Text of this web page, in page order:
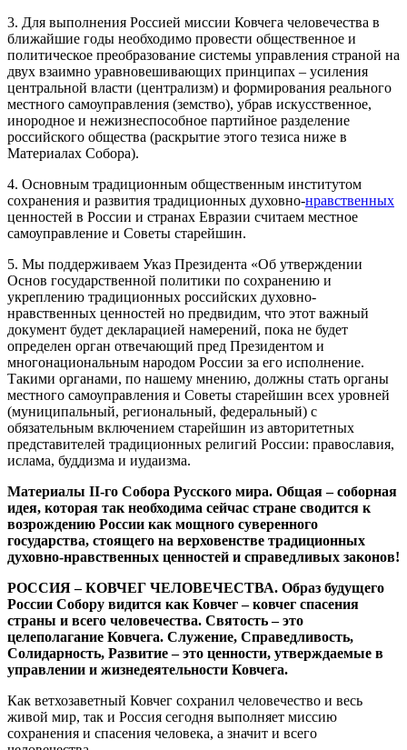
3. Для выполнения Россией миссии Ковчега человечества в
ближайшие годы необходимо провести общественное и
политическое преобразование системы управления страной на
двух взаимно уравновешивающих принципах – усиления
центральной власти (централизм) и формирования реального
местного самоуправления (земство), убрав искусственное,
инородное и нежизнеспособное партийное разделение
российского общества (раскрытие этого тезиса ниже в
Материалах Собора).
4. Основным традиционным общественным институтом
сохранения и развития традиционных духовно-нравственных
ценностей в России и странах Евразии считаем местное
самоуправление и Советы старейшин.
5. Мы поддерживаем Указ Президента «Об утверждении
Основ государственной политики по сохранению и
укреплению традиционных российских духовно-
нравственных ценностей но предвидим, что этот важный
документ будет декларацией намерений, пока не будет
определен орган отвечающий пред Президентом и
многонациональным народом России за его исполнение.
Такими органами, по нашему мнению, должны стать органы
местного самоуправления и Советы старейшин всех уровней
(муниципальный, региональный, федеральный) с
обязательным включением старейшин из авторитетных
представителей традиционных религий России: православия,
ислама, буддизма и иудаизма.
Материалы II-го Собора Русского мира. Общая – соборная
идея, которая так необходима сейчас стране сводится к
возрождению России как мощного суверенного
государства, стоящего на верховенстве традиционных
духовно-нравственных ценностей и справедливых законов!
РОССИЯ – КОВЧЕГ ЧЕЛОВЕЧЕСТВА. Образ будущего
России Собору видится как Ковчег – ковчег спасения
страны и всего человечества. Святость – это
целеполагание Ковчега. Служение, Справедливость,
Солидарность, Развитие – это ценности, утверждаемые в
управлении и жизнедеятельности Ковчега.
Как ветхозаветный Ковчег сохранил человечество и весь
живой мир, так и Россия сегодня выполняет миссию
сохранения и спасения человека, а значит и всего